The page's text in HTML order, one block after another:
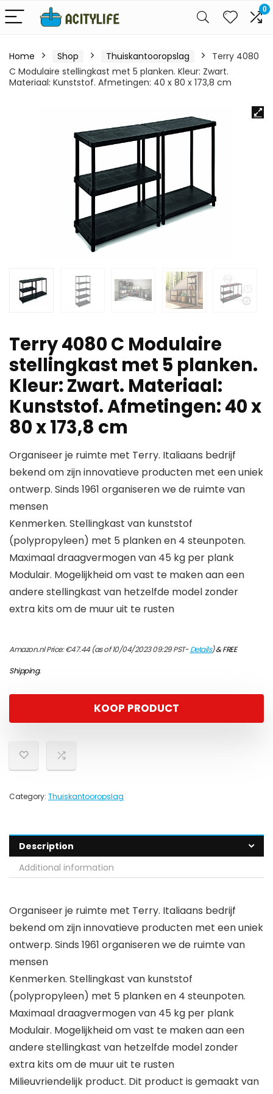
0
Home Shop Thuiskantooropslag
Terry 4080
C Modulaire stellingkast met 5 planken. Kleur: Zwart.
Materiaal: Kunststof. Afmetingen: 40 x 80 x 173,8 cm
Terry 4080 C Modulaire
stellingkast met 5 planken.
Kleur: Zwart. Materiaal:
Kunststof. Afmetingen: 40 x
80 x 173,8 cm
Organiseer je ruimte met Terry. Italiaans bedrijf
bekend om zijn innovatieve producten met een uniek
ontwerp. Sinds 1961 organiseren we de ruimte van
mensen
Kenmerken. Stellingkast van kunststof
(polypropyleen) met 5 planken en 4 steunpoten.
Maximaal draagvermogen van 45 kg per plank
Modulair. Mogelijkheid om vast te maken aan een
andere stellingkast van hetzelfde model zonder
extra kits om de muur uit te rusten
Amazon.nl Price:€47.44(as of 10/04/2023 09:29 PST-Details)&FREE
Shipping.
KOOP PRODUCT
Category: Thuiskantooropslag
Description
Additional information
Organiseer je ruimte met Terry. Italiaans bedrijf
bekend om zijn innovatieve producten met een uniek
ontwerp. Sinds 1961 organiseren we de ruimte van
mensen
Kenmerken. Stellingkast van kunststof
(polypropyleen) met 5 planken en 4 steunpoten.
Maximaal draagvermogen van 45 kg per plank
Modulair. Mogelijkheid om vast te maken aan een
andere stellingkast van hetzelfde model zonder
extra kits om de muur uit te rusten
Milieuvriendelijk product. Dit product is gemaakt van